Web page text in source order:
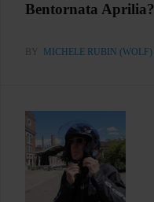
Bentornata Aprilia?
BY MICHELE RUBIN (WOLF)